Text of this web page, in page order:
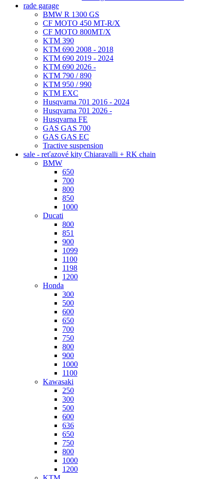
rade garage
BMW R 1300 GS
CF MOTO 450 MT-R/X
CF MOTO 800MT/X
KTM 390
KTM 690 2008 - 2018
KTM 690 2019 - 2024
KTM 690 2026 -
KTM 790 / 890
KTM 950 / 990
KTM EXC
Husqvarna 701 2016 - 2024
Husqvarna 701 2026 -
Husqvarna FE
GAS GAS 700
GAS GAS EC
Tractive suspension
sale - reťazové kity Chiaravalli + RK chain
BMW
650
700
800
850
1000
Ducati
800
851
900
1099
1100
1198
1200
Honda
300
500
600
650
700
750
800
900
1000
1100
Kawasaki
250
300
500
600
636
650
750
800
1000
1200